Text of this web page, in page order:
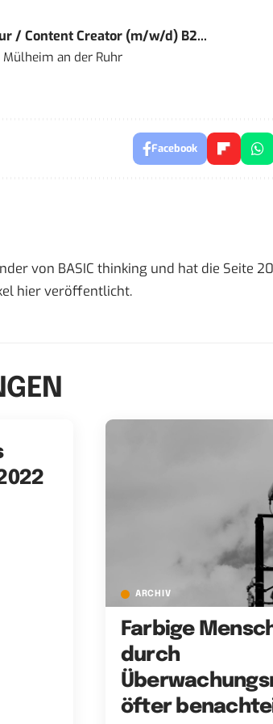
/ Content Creator (m/w/d) B2...
Mülheim an der Ruhr
Facebook
von BASIC thinking und hat die Seite
hier veröffentlicht.
ARCHIV
Farbige
durch
öfter